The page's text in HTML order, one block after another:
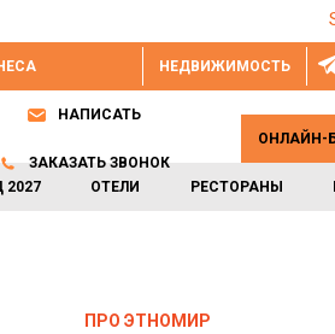
НЕДВИЖИМОСТЬ
ОТЕЛИ РЕСТОРАНЫ
НАПИСАТЬ
ЗАКАЗАТЬ ЗВОНОК
ОНЛАЙН-
ПРО ЭТНОМИР